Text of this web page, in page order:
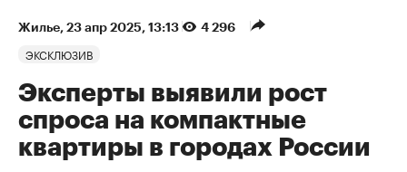
Жилье⁠, 23 апр 2025, 13:13 4 296
ЭКСКЛЮЗИВ
Эксперты выявили рост
спроса на компактные
квартиры в городах России